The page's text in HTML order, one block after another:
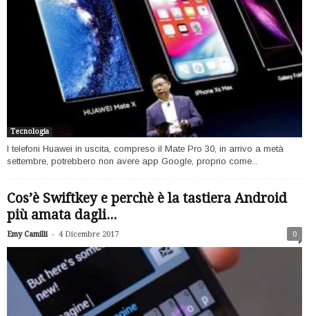
Tecnologia
I telefoni Huawei in uscita, compreso il Mate Pro 30, in arrivo a metà
settembre, potrebbero non avere app Google, proprio come...
Cos’è Swiftkey e perchè è la tastiera Android
più amata dagli...
Emy Camilli - 4 Dicembre 2017 0